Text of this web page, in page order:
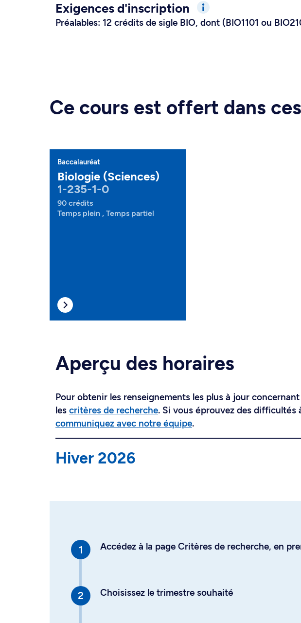
Exigences d'inscription
Préalables: 12 crédits de sigle BIO, dont (BIO1101 ou
Ce cours est offert dans
Baccalauréat
Biologie (Sciences)
1-235-1-0
90 crédits
Temps plein , Temps partiel
Aperçu des horaires
Pour obtenir les renseignements les plus à jour
les critères de recherche. Si vous éprouvez des
communiquez avec notre équipe.
Hiver 2026
Accédez à la page Critères de recherche, en
Choisissez le trimestre souhaité